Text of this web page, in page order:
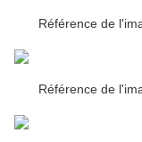
Référence de
Référence de